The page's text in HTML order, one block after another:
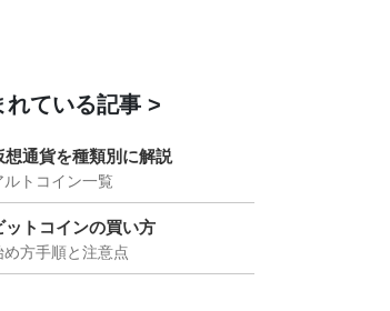
れている記事
想通貨を種類別に解説
ルトコイン一覧
ットコインの買い方
め方手順と注意点